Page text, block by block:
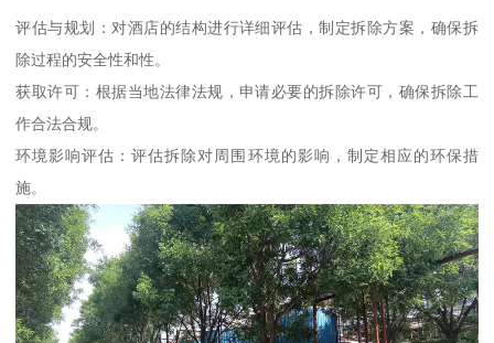
评估与规划：对酒店的结构进行详细评估，制定拆除方案，确保拆
除过程的安全性和性。
获取许可：根据当地法律法规，申请必要的拆除许可，确保拆除工
作合法合规。
环境影响评估：评估拆除对周围环境的影响，制定相应的环保措
施。